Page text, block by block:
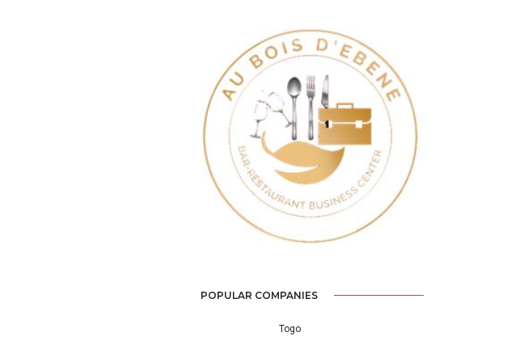
Previous Next
POPULAR COMPANIES
Togo